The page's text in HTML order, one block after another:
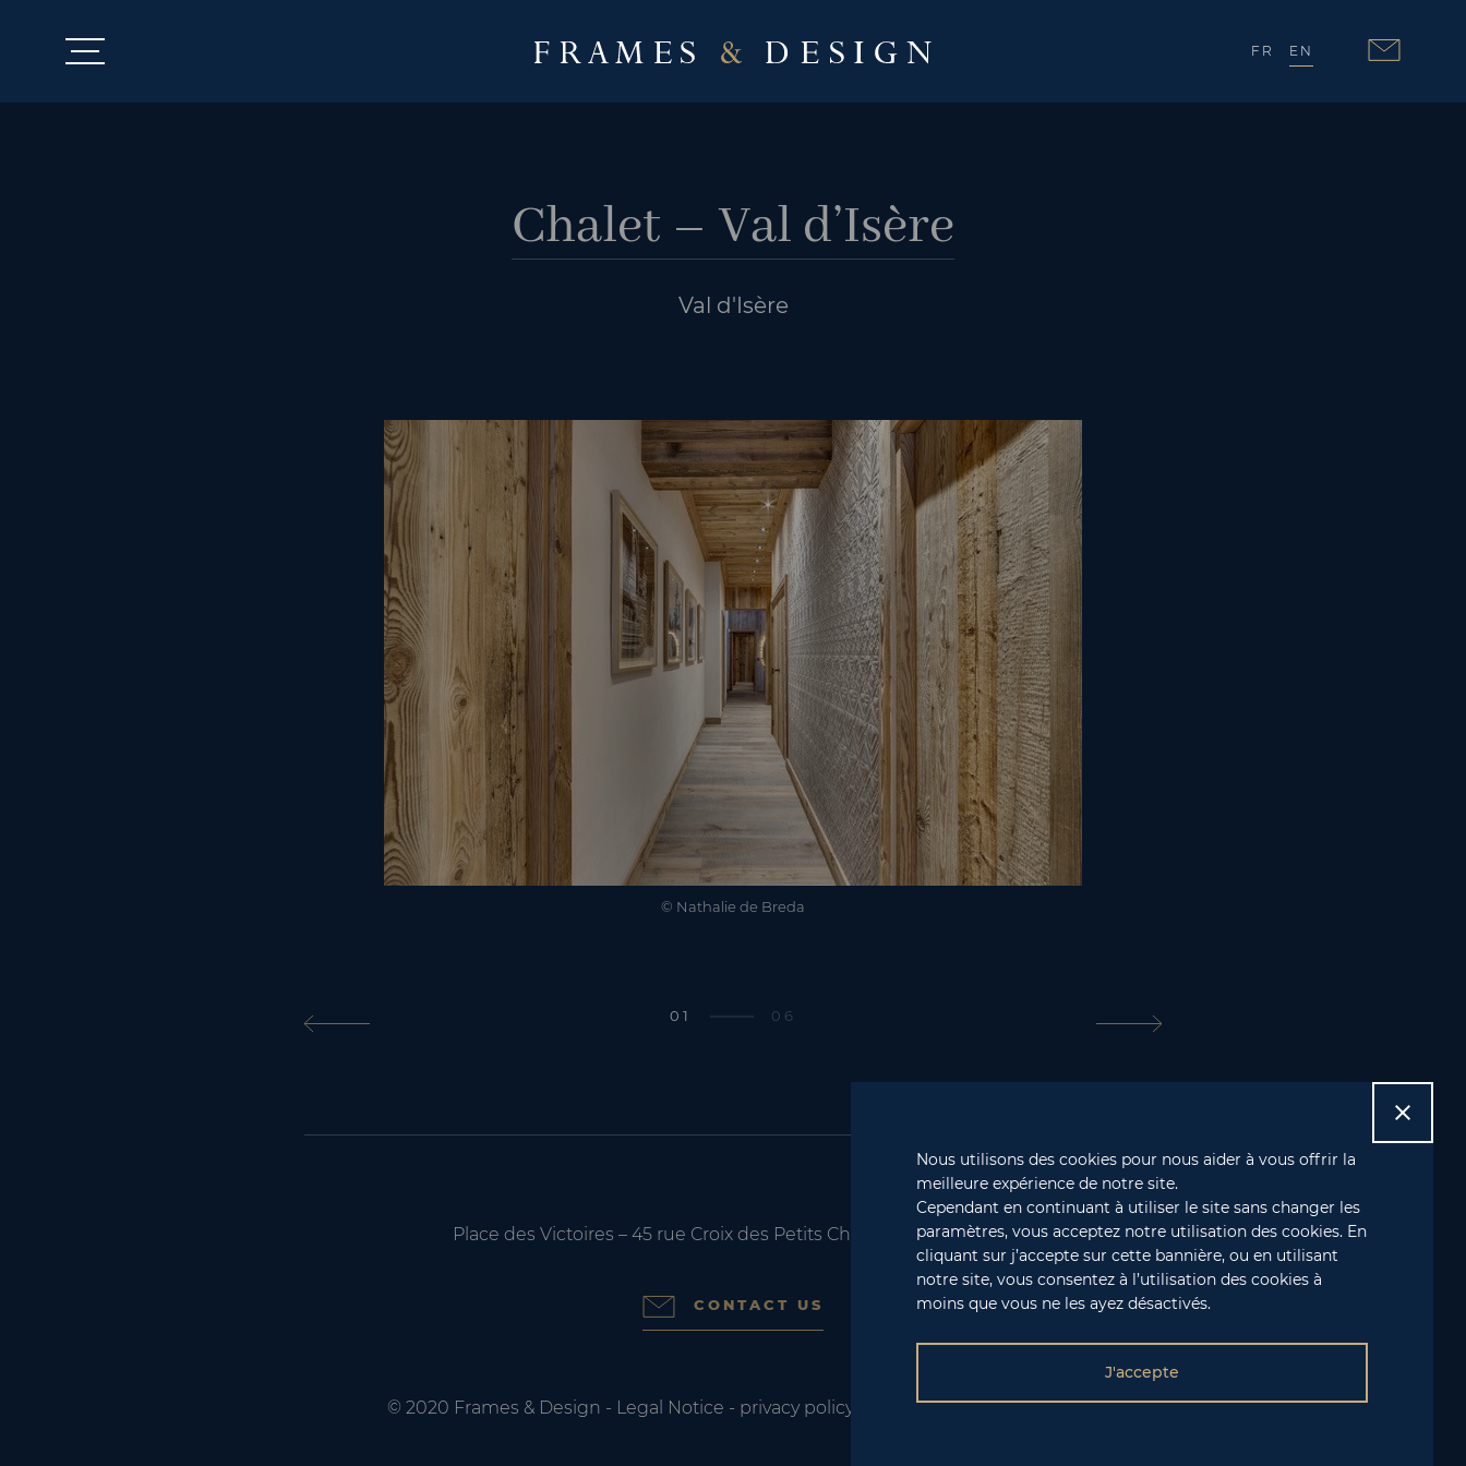
FR EN
Chalet – Val d’Isère
Val d'Isère
© Nathalie de Breda
01 06
Place des Victoires – 45 rue Croix des Petits Champs – 75001 Paris
CONTACT US
© 2020 Frames & Design - Legal Notice - privacy policy Designed by Buzznative

Nous utilisons des cookies pour nous aider à vous offrir la
meilleure expérience de notre site.
Cependant en continuant à utiliser le site sans changer les
paramètres, vous acceptez notre utilisation des cookies. En
cliquant sur j’accepte sur cette bannière, ou en utilisant
notre site, vous consentez à l’utilisation des cookies à
moins que vous ne les ayez désactivés.
J'accepte